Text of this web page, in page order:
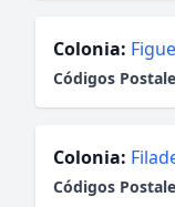
Colonia:
Códigos
Colonia:
Códigos